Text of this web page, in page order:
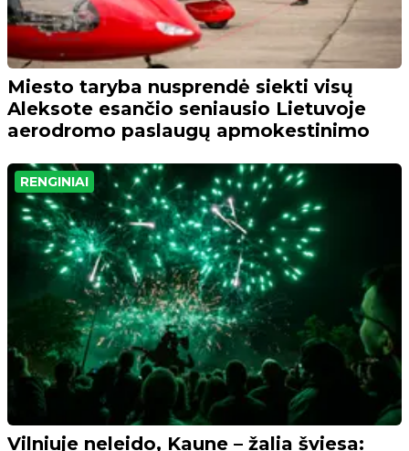
Miesto taryba nusprendė siekti visų
Aleksote esančio seniausio Lietuvoje
aerodromo paslaugų apmokestinimo
RENGINIAI
Vilniuje neleido, Kaune – žalia šviesa: